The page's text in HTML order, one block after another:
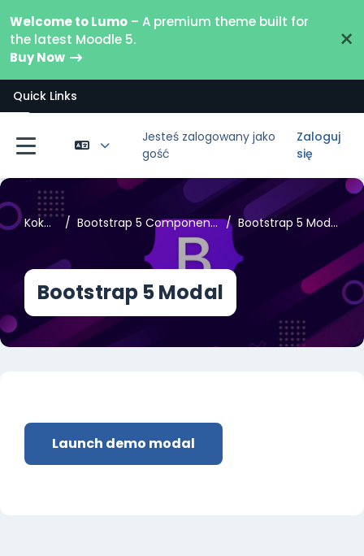
Welcome to Lumo – A premium theme built for
the latest Moodle 5.
Buy Now
×
Quick Links
Panel boczny
Jesteś zalogowany jako
gość
Zaloguj
się
Kokpit Bootstrap 5 Components Bootstrap 5 Modal
Bootstrap 5 Modal
Otwórz indeks kursu
Przegląd sekcji
Launch demo modal